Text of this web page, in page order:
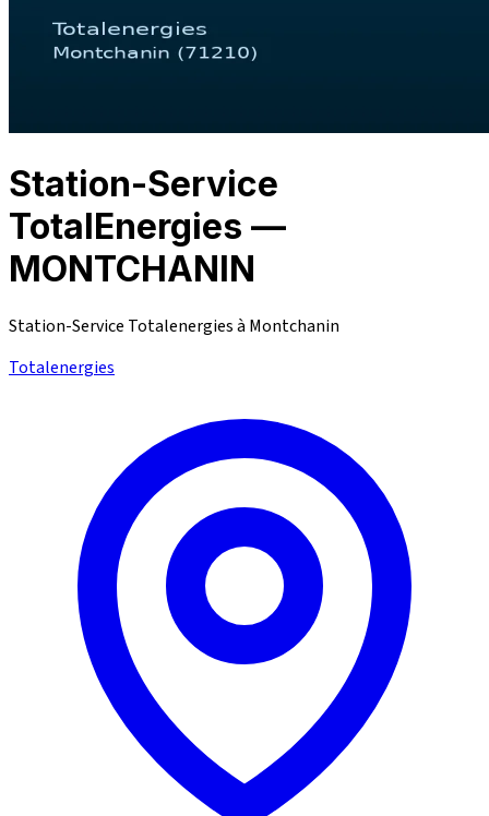
Station-Service
TotalEnergies —
MONTCHANIN
Station-Service Totalenergies à Montchanin
Totalenergies